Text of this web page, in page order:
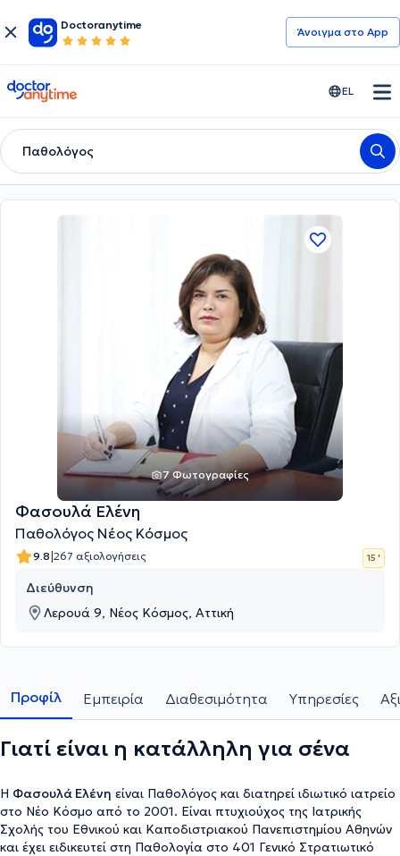
Doctoranytime
Άνοιγμα στο App
doctoranytime EL
Παθολόγος
7 Φωτογραφίες
Φασουλά Ελένη
Παθολόγος Νέος Κόσμος
9.8|267 αξιολογήσεις 15 '
Διεύθυνση
Λερουά 9, Νέος Κόσμος, Αττική
Προφίλ Εμπειρία Διαθεσιμότητα Υπηρεσίες
Γιατί είναι η κατάλληλη για σένα
Η Φασουλά Ελένη είναι Παθολόγος και διατηρεί ιδιωτικό ιατρείο
στο Νέο Κόσμο από το 2001. Είναι πτυχιούχος της Ιατρικής
Σχολής του Εθνικού και Καποδιστριακού Πανεπιστημίου Αθηνών
και έχει ειδικευτεί στη Παθολογία στο 401 Γενικό Στρατιωτικό